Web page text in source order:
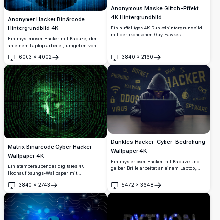
Anonymer Hacker Binärcode
Hintergrundbild 4K
Ein mysteriöser Hacker mit Kapuze, der
an einem Laptop arbeitet, umgeben von
Dieses hochauflösende 4K-Hintergrundbild
erfasst die Essenz von Cybersicherheit,
digitalen Bedrohungen und der dunklen
Seite des Internets.
6003 × 4002
Öffnen
Anonymous Maske Glitch-Effekt
4K Hintergrundbild
Ein auffälliges 4K-Dunkelhintergrundbild
mit der ikonischen Guy-Fawkes-
chromatische Aberrationsüberlagerungen
erzeugen eine unheimliche, digitale
Verzerrungsästhetik vor einem reinen
schwarzen Hintergrund.
3840 × 2160
Öffnen
Matrix Binärcode Cyber Hacker
Wallpaper 4K
Ein atemberaubendes digitales 4K-
Hochauflösungs-Wallpaper mit
mysteriöse Hacker-Gesichtssilhouette
bildet. Perfekt für Technikbegeisterte,
Cybersicherheitsprofis und Matrix-
inspirierte Desktop-Hintergründe.
3840 × 2743
Öffnen
Dunkles Hacker-Cyber-Bedrohung
Wallpaper 4K
Ein mysteriöser Hacker mit Kapuze und
gelber Brille arbeitet an einem Laptop,
wie Malware, Phishing, DDoS, Spyware
und Botnet. Perfektes hochauflösendes
5472 × 3648
Öffnen